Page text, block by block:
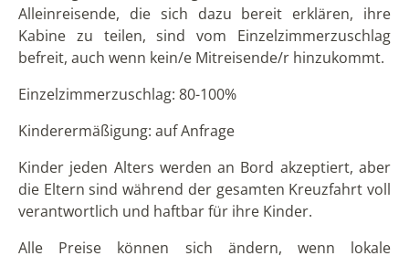
Alleinreisende, die sich dazu bereit erklären, ihre
Kabine zu teilen, sind vom Einzelzimmerzuschlag
befreit, auch wenn kein/e Mitreisende/r hinzukommt.
Einzelzimmerzuschlag: 80-100%
Kinderermäßigung: auf Anfrage
Kinder jeden Alters werden an Bord akzeptiert, aber
die Eltern sind während der gesamten Kreuzfahrt voll
verantwortlich und haftbar für ihre Kinder.
Alle Preise können sich ändern, wenn lokale